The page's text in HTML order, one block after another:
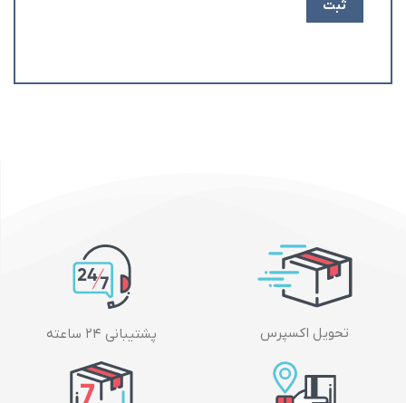
تحویل اکسپرس پشتیبانی ۲۴ ساعته